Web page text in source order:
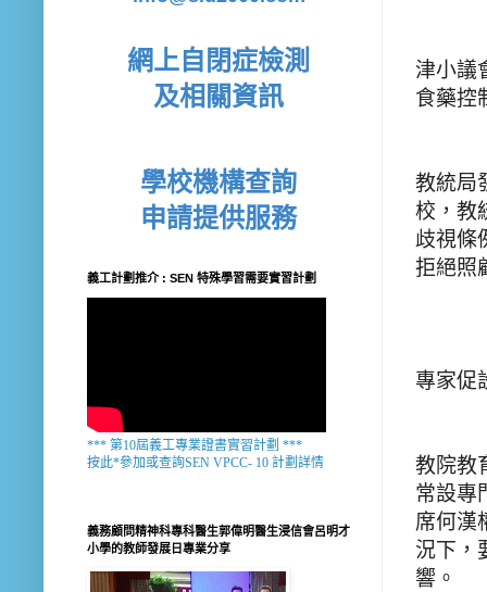
津小議
食藥控
教統局
校，教
歧視條
拒絕照
專家促
教院教
常設專
席何漢
況下，
響。
網上自閉症檢測
及相關資訊
學校機構查詢
申請提供服務
義工計劃推介 : SEN 特殊學習需要實習計劃
*** 第10屆義工專業證書實習計劃 ***
按此*參加或查詢SEN VPCC- 10 計劃詳情
義務顧問精神科專科醫生郭偉明醫生浸信會呂明才
小學的教師發展日專業分享